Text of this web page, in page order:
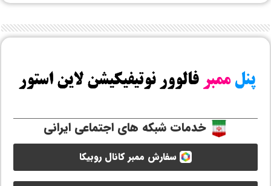
خدمات شبکه های اجتماعی ایرانی
سفارش ممبر کانال روبیکا